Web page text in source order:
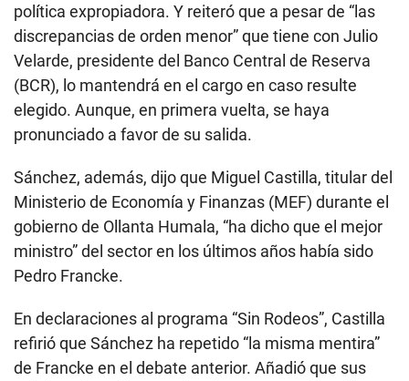
política expropiadora. Y reiteró que a pesar de “las
discrepancias de orden menor” que tiene con Julio
Velarde, presidente del Banco Central de Reserva
(BCR), lo mantendrá en el cargo en caso resulte
elegido. Aunque, en primera vuelta, se haya
pronunciado a favor de su salida.
Sánchez, además, dijo que Miguel Castilla, titular del
Ministerio de Economía y Finanzas (MEF) durante el
gobierno de Ollanta Humala, “ha dicho que el mejor
ministro” del sector en los últimos años había sido
Pedro Francke.
En declaraciones al programa “Sin Rodeos”, Castilla
refirió que Sánchez ha repetido “la misma mentira”
de Francke en el debate anterior. Añadió que sus